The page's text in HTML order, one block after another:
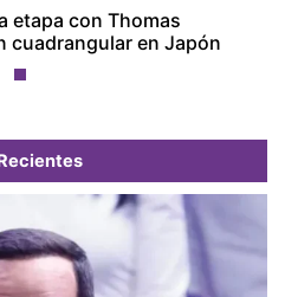
etapa con Thomas
cuadrangular en Japón